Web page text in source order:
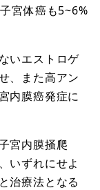
宮体癌も5~6%
いエストロゲ
、また高アン
内膜癌発症に
宮内膜掻爬
いずれにせよ
治療法となる